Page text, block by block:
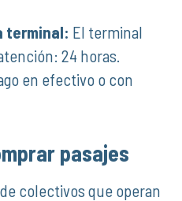
terminal: El terminal
24 horas.
en efectivo o con
pasajes
colectivos que operan